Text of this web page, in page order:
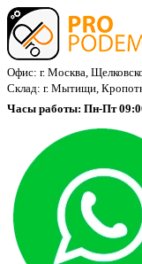
Офис: г. Москва,
Склад: г. Мытищи,
Часы работы: Пн-Пт